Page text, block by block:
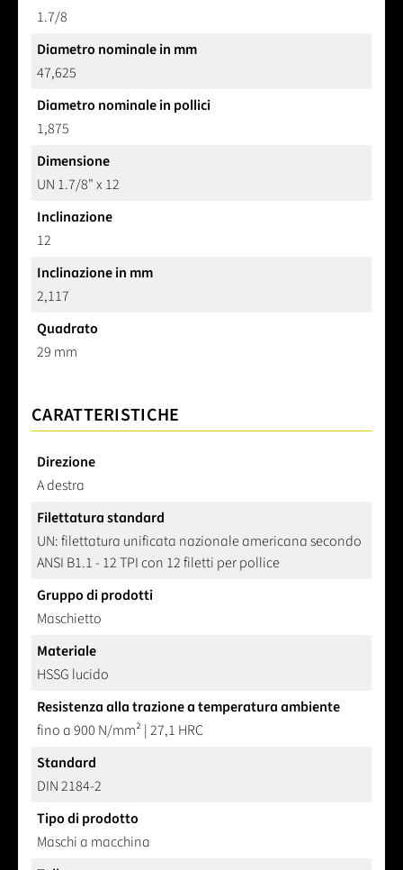
1.7/8
Diametro nominale in mm
47,625
Diametro nominale in pollici
1,875
Dimensione
UN 1.7/8" x 12
Inclinazione
12
Inclinazione in mm
2,117
Quadrato
29 mm
CARATTERISTICHE
Direzione
A destra
Filettatura standard
UN: filettatura unificata nazionale americana secondo
ANSI B1.1 - 12 TPI con 12 filetti per pollice
Gruppo di prodotti
Maschietto
Materiale
HSSG lucido
Resistenza alla trazione a temperatura ambiente
fino a 900 N/mm² | 27,1 HRC
Standard
DIN 2184-2
Tipo di prodotto
Maschi a macchina